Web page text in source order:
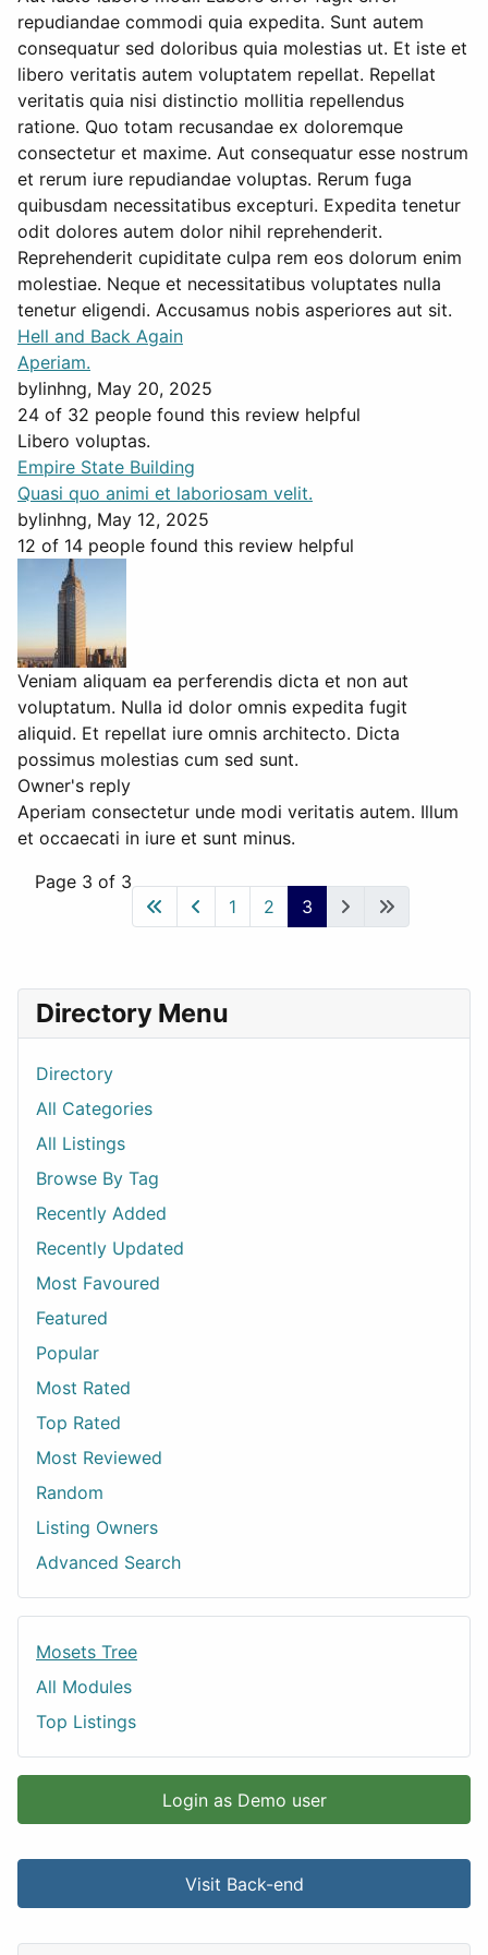
repudiandae commodi quia expedita. Sunt autem
consequatur sed doloribus quia molestias ut. Et iste et
libero veritatis autem voluptatem repellat. Repellat
veritatis quia nisi distinctio mollitia repellendus
ratione. Quo totam recusandae ex doloremque
consectetur et maxime. Aut consequatur esse nostrum
et rerum iure repudiandae voluptas. Rerum fuga
quibusdam necessitatibus excepturi. Expedita tenetur
odit dolores autem dolor nihil reprehenderit.
Reprehenderit cupiditate culpa rem eos dolorum enim
molestiae. Neque et necessitatibus voluptates nulla
tenetur eligendi. Accusamus nobis asperiores aut sit.
Hell and Back Again
Aperiam.
bylinhng, May 20, 2025
24 of 32 people found this review helpful
Libero voluptas.
Empire State Building
Quasi quo animi et laboriosam velit.
bylinhng, May 12, 2025
12 of 14 people found this review helpful
Veniam aliquam ea perferendis dicta et non aut
voluptatum. Nulla id dolor omnis expedita fugit
aliquid. Et repellat iure omnis architecto. Dicta
possimus molestias cum sed sunt.
Owner's reply
Aperiam consectetur unde modi veritatis autem. Illum
et occaecati in iure et sunt minus.
Page 3 of 3
1
2 3
Directory Menu
Directory
All Categories
All Listings
Browse By Tag
Recently Added
Recently Updated
Most Favoured
Featured
Popular
Most Rated
Top Rated
Most Reviewed
Random
Listing Owners
Advanced Search
Mosets Tree
All Modules
Top Listings
Login as Demo user
Visit Back-end